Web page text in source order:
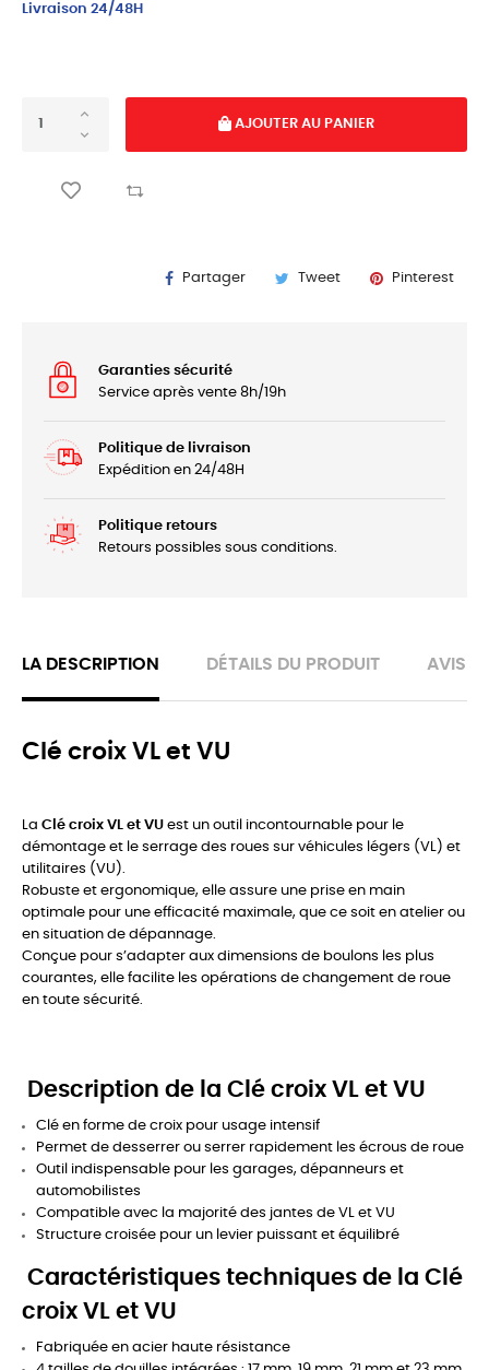
Livraison 24/48H
AJOUTER AU PANIER
Partager Tweet Pinterest
Garanties sécurité
Service après vente 8h/19h
Politique de livraison
Expédition en 24/48H
Politique retours
Retours possibles sous conditions.
LA DESCRIPTION DÉTAILS DU PRODUIT AVIS
Clé croix VL et VU
La Clé croix VL et VU est un outil incontournable pour le
démontage et le serrage des roues sur véhicules légers (VL) et
utilitaires (VU).
Robuste et ergonomique, elle assure une prise en main
optimale pour une efficacité maximale, que ce soit en atelier ou
en situation de dépannage.
Conçue pour s’adapter aux dimensions de boulons les plus
courantes, elle facilite les opérations de changement de roue
en toute sécurité.
Description de la Clé croix VL et VU
Clé en forme de croix pour usage intensif
Permet de desserrer ou serrer rapidement les écrous de roue
Outil indispensable pour les garages, dépanneurs et
automobilistes
Compatible avec la majorité des jantes de VL et VU
Structure croisée pour un levier puissant et équilibré
Caractéristiques techniques de la Clé
croix VL et VU
Fabriquée en acier haute résistance